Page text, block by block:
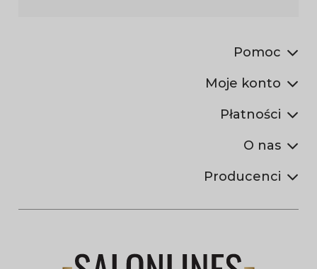
Pomoc
Moje konto
Płatności
O nas
Producenci